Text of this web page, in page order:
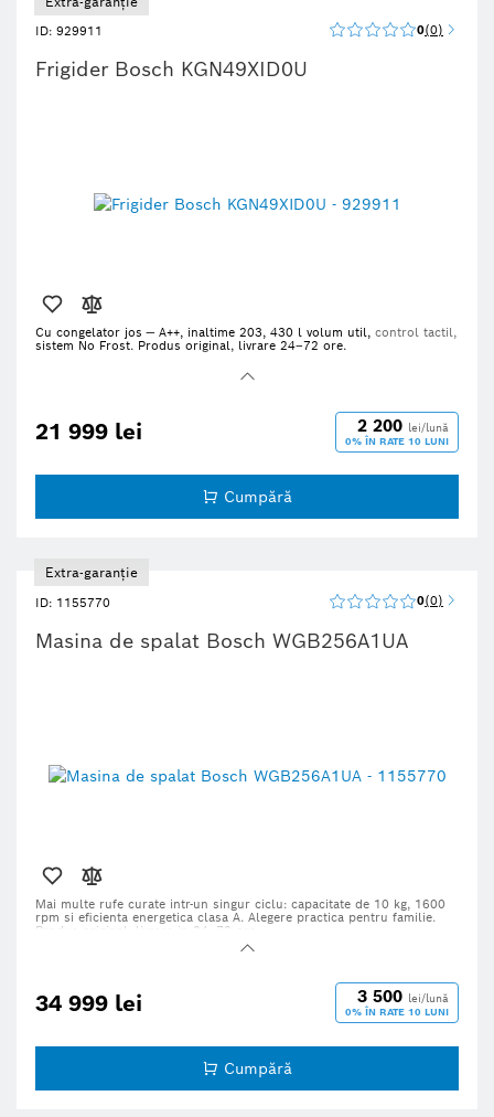
ID: 929911 0 0
Frigider Bosch KGN49XID0U
Cu congelator jos — A++, inaltime 203, 430 l volum util, control tactil,
sistem No Frost. Produs original, livrare 24–72 ore.
21 999 lei 2 200 lei/lună
0% ÎN RATE 10 LUNI
Cumpără
Extra-garanție
ID: 1155770 0 0
Masina de spalat Bosch WGB256A1UA
Mai multe rufe curate intr-un singur ciclu: capacitate de 10 kg, 1600
rpm si eficienta energetica clasa A. Alegere practica pentru familie.
Produs original, livrare in 24–72 ore.
34 999 lei 3 500 lei/lună
0% ÎN RATE 10 LUNI
Cumpără